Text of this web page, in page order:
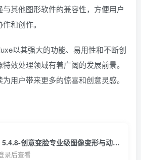
其他图形软件的兼容性，方便用户
和创作。
以其强大的功能、易用性和不断创
效处理领域有着广阔的发展前景。
用户带来更多的惊喜和创意灵感。
FantaMorph Deluxe 5.4.8-创意变脸专业级图像变形与动画创作神器
录后查看